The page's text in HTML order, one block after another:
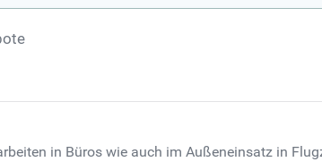
in Büros wie auch im Außeneinsatz in